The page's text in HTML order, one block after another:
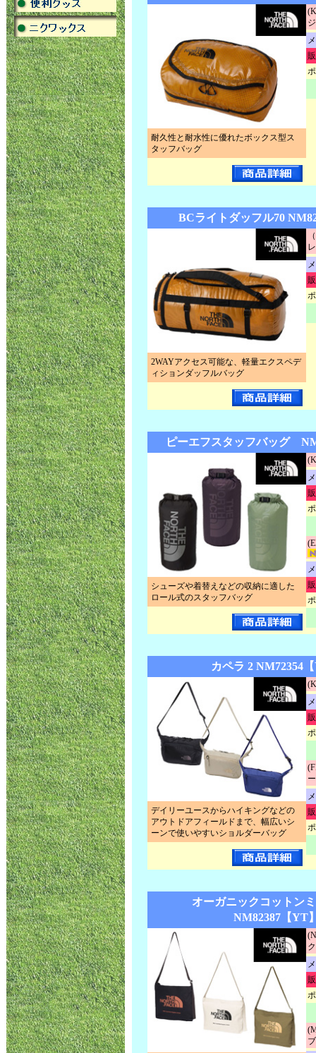
耐久性と耐水性に優れたボックス型ス
タッフバッグ
ジ
BCライトダッフル70
2WAYアクセス可能な、軽量エクスペデ
ィションダッフルバッグ
ピーエフスタッフバッグ
シューズや着替えなどの収納に適した
ロール式のスタッフバッグ
カペラ 2 NM72354
デイリーユースからハイキングなどの
アウトドアフィールドまで、幅広いシ
ーンで使いやすいショルダーバッグ
ー
オーガニックコットン
NM82387【YT
ク